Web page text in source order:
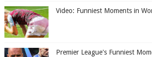
Video: Funniest Moments in
Premier League's Funniest